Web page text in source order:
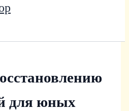
для юных